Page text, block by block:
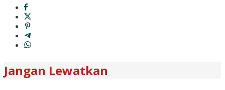
Jangan Lewatkan